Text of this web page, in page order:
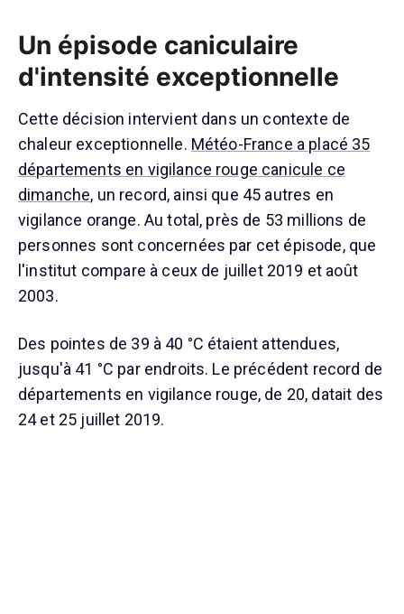
Un épisode caniculaire
d'intensité exceptionnelle
Cette décision intervient dans un contexte de
chaleur exceptionnelle. Météo-France a placé 35
départements en vigilance rouge canicule ce
dimanche, un record, ainsi que 45 autres en
vigilance orange. Au total, près de 53 millions de
personnes sont concernées par cet épisode, que
l'institut compare à ceux de juillet 2019 et août
2003.
Des pointes de 39 à 40 °C étaient attendues,
jusqu'à 41 °C par endroits. Le précédent record de
départements en vigilance rouge, de 20, datait des
24 et 25 juillet 2019.